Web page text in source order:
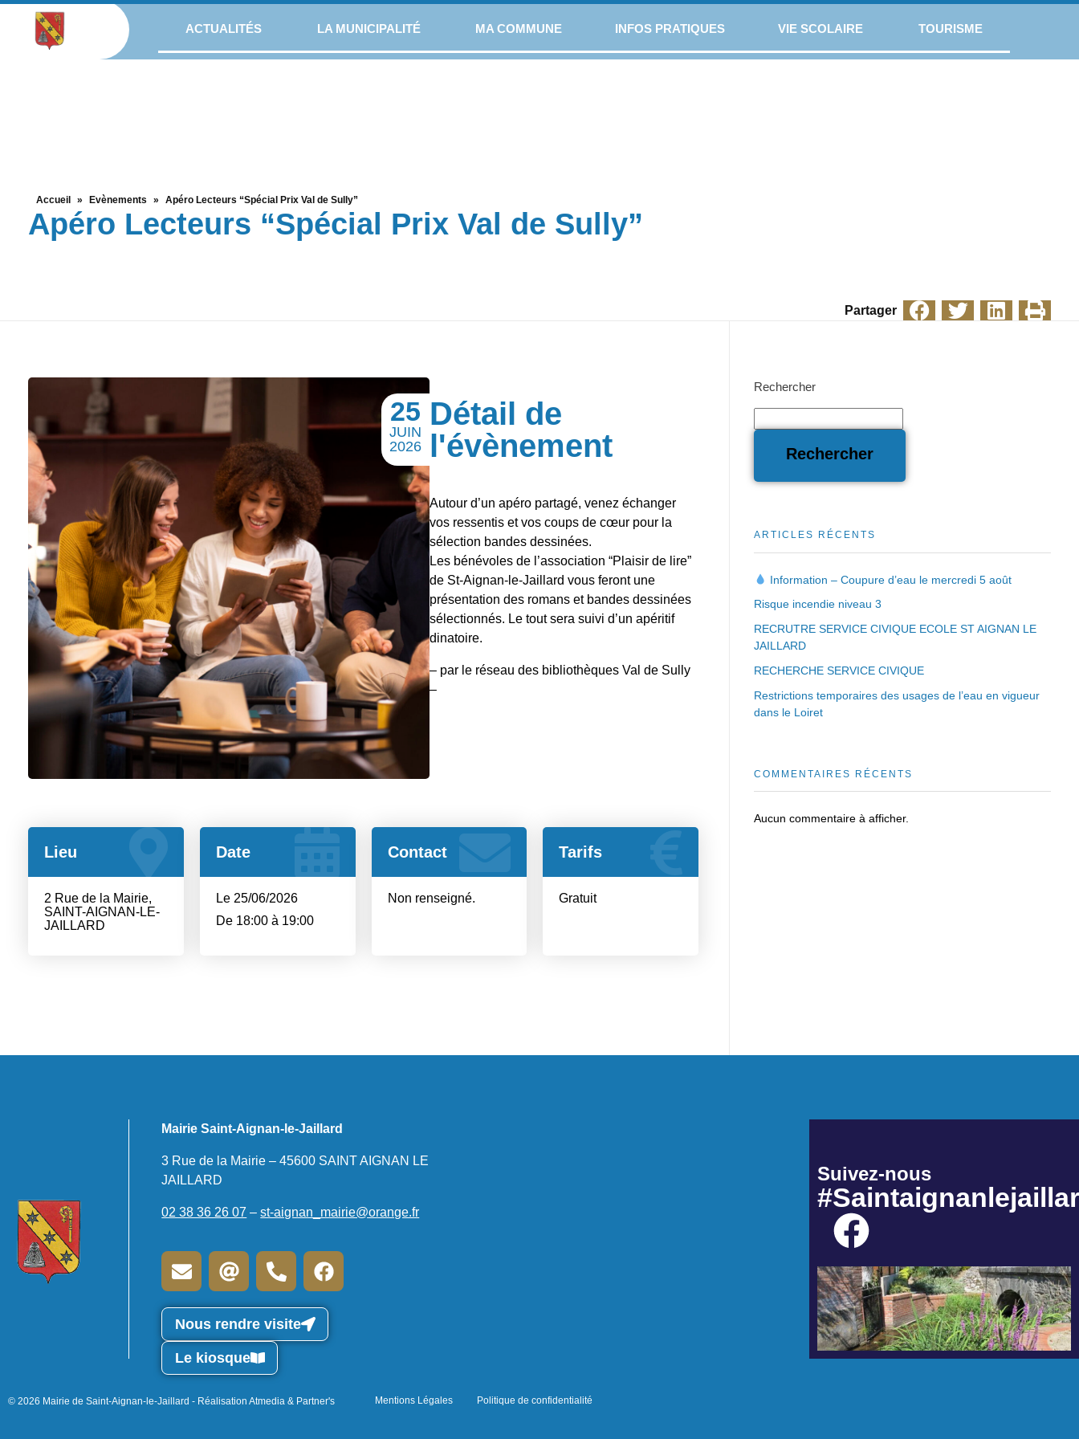
ACTUALITÉS LA MUNICIPALITÉ MA COMMUNE INFOS PRATIQUES VIE SCOLAIRE TOURISME
Accueil » Evènements » Apéro Lecteurs “Spécial Prix Val de Sully”
Apéro Lecteurs “Spécial Prix Val de Sully”
Partager
25
JUIN
2026
Détail de
l'évènement
Autour d’un apéro partagé, venez échanger
vos ressentis et vos coups de cœur pour la
sélection bandes dessinées.
Les bénévoles de l’association “Plaisir de lire”
de St-Aignan-le-Jaillard vous feront une
présentation des romans et bandes dessinées
sélectionnés. Le tout sera suivi d’un apéritif
dinatoire.
– par le réseau des bibliothèques Val de Sully
–
Lieu
2 Rue de la Mairie,
SAINT-AIGNAN-LE-
JAILLARD
Date
Le 25/06/2026
De 18:00 à 19:00
Contact
Non renseigné.
Tarifs
Gratuit
Rechercher
Rechercher
ARTICLES RÉCENTS
Information – Coupure d’eau le mercredi 5 août
Risque incendie niveau 3
RECRUTRE SERVICE CIVIQUE ECOLE ST AIGNAN LE
JAILLARD
RECHERCHE SERVICE CIVIQUE
Restrictions temporaires des usages de l’eau en vigueur
dans le Loiret
COMMENTAIRES RÉCENTS
Aucun commentaire à afficher.
Mairie Saint-Aignan-le-Jaillard
3 Rue de la Mairie – 45600 SAINT AIGNAN LE
JAILLARD
02 38 36 26 07 –st-aignan_mairie@orange.fr
Nous rendre visite
Le kiosque
Suivez-nous
© 2026 Mairie de Saint-Aignan-le-Jaillard - Réalisation Atmedia & Partner's Mentions Légales Politique de confidentialité